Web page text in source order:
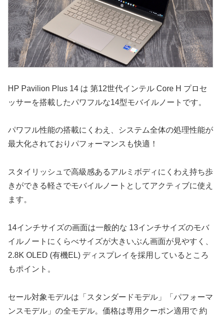
HP Pavilion Plus 14 は 第12世代インテル Core H プロセ
ッサーを搭載したパワフルな14型モバイルノートです。
パワフル性能の搭載にくわえ、システム全体の処理性能が
最大化されておりパフォーマンスも快適！
スタイリッシュで高級感あるアルミボディにくわえ持ち歩
きができる軽さでモバイルノートとしてアクティブに使え
ます。
14インチサイズの画面は一般的な 13インチサイズのモバ
イルノートにくらべサイズが大きいぶん画面が見やすく、
2.8K OLED (有機EL) ディスプレイを採用しているところ
もポイント。
セール対象モデルは「スタンダードモデル」「パフォーマ
ンスモデル」の全モデル。価格は専用クーポン適用で 約